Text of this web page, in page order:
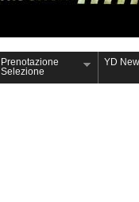
Prenotazione
Selezione
YD